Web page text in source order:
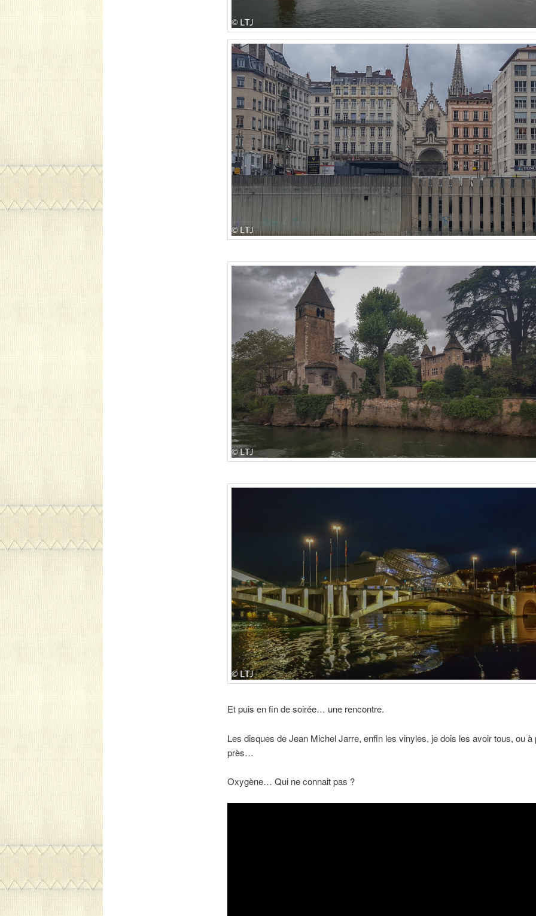
Et puis en fin de soirée… une rencontre.
Les disques de Jean Michel Jarre, enfin les vinyles, je dois les avoir tous, ou à
près…
Oxygène… Qui ne connait pas ?